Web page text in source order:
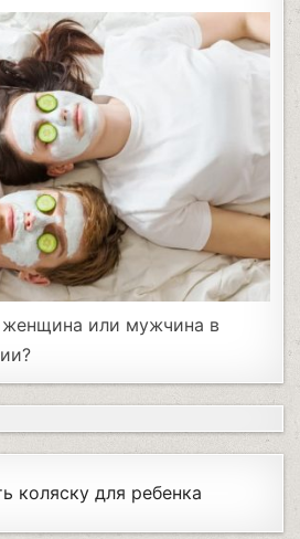
или мужчина в
коляску для ребенка